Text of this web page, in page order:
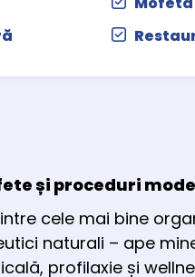
și proceduri
cele mai bine
naturali – ape
profilaxie și